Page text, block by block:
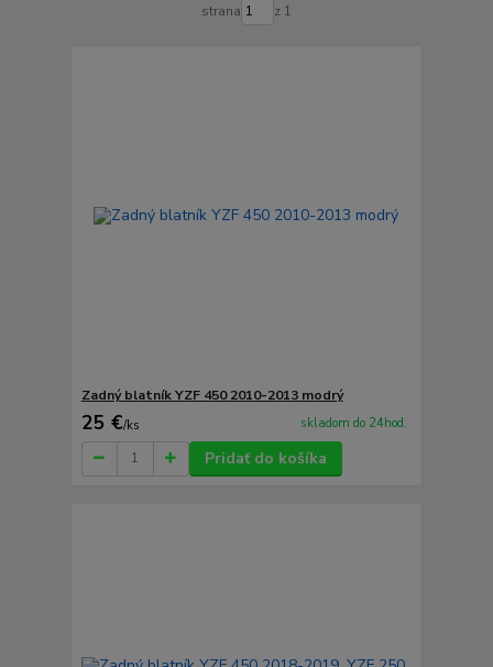
strana z 1
Zadný blatník YZF 450 2010-2013 modrý
25 €/ks skladom do 24hod.
Pridať do košíka